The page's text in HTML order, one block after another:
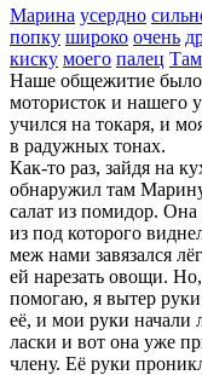
Марина усердно
попку широко очень
киску моего палец
Наше общежитие
мотористок и нашего
учился на токаря, и
в радужных тонах.
Как-то раз, зайдя на
обнаружил там
салат из помидор. Она
из под которого
меж нами завязался
ей нарезать овощи.
помогаю, я вытер
её, и мои руки начали
ласки и вот она уже
члену. Её руки